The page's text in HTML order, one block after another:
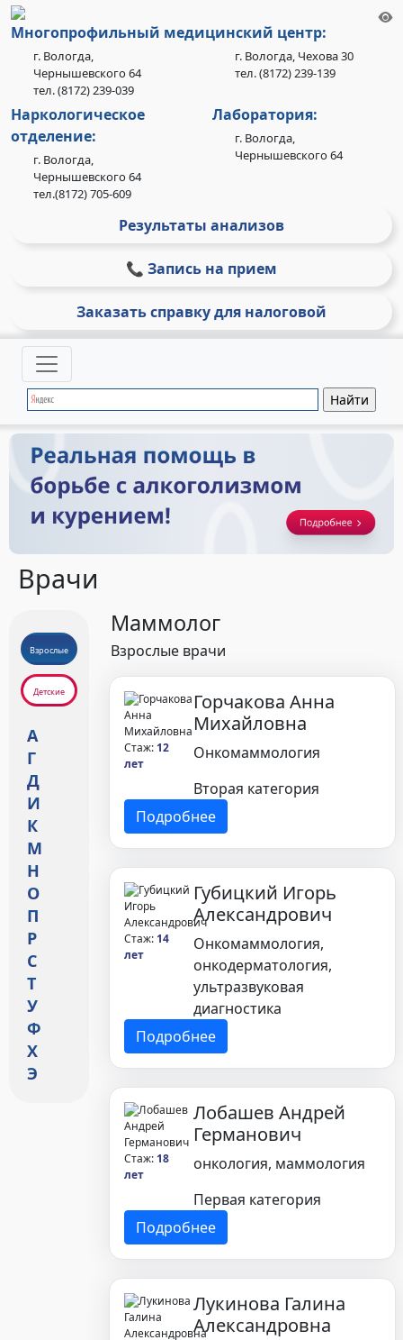
Многопрофильный медицинский центр:
г. Вологда,
Чернышевского 64
тел. (8172) 239-039
г. Вологда, Чехова 30
тел. (8172) 239-139
Наркологическое
отделение:
г. Вологда,
Чернышевского 64
тел.(8172) 705-609
Лаборатория:
г. Вологда,
Чернышевского 64
Результаты анализов
📞 Запись на прием
Заказать справку для налоговой
Врачи
Взрослые
Детские
А
Г
Д
И
К
М
Н
О
П
Р
С
Т
У
Ф
Х
Э
Маммолог
Взрослые врачи
Стаж: 12
лет
Горчакова Анна
Михайловна
Онкомаммология
Вторая категория
Подробнее
Стаж: 14
лет
Губицкий Игорь
Александрович
Онкомаммология,
онкодерматология,
ультразвуковая
диагностика
Подробнее
Стаж: 18
лет
Лобашев Андрей
Германович
онкология, маммология
Первая категория
Подробнее
Лукинова Галина
Александровна